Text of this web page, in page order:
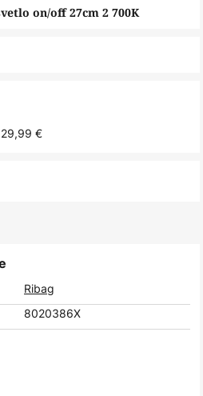
on/off 27cm 2 700K
€
Ribag
8020386X